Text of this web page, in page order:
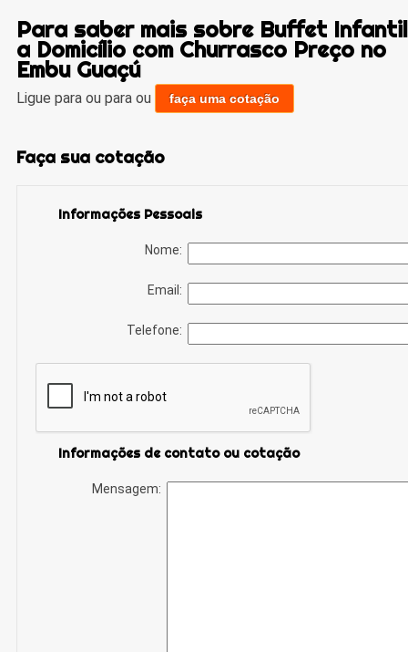
Para saber mais sobre Buffet Infantil
a Domicílio com Churrasco Preço no
Embu Guaçú
Ligue para ou para ou faça uma cotação
Faça sua cotação
Informações Pessoais
Nome:
Email:
Telefone:
Informações de contato ou cotação
Mensagem: